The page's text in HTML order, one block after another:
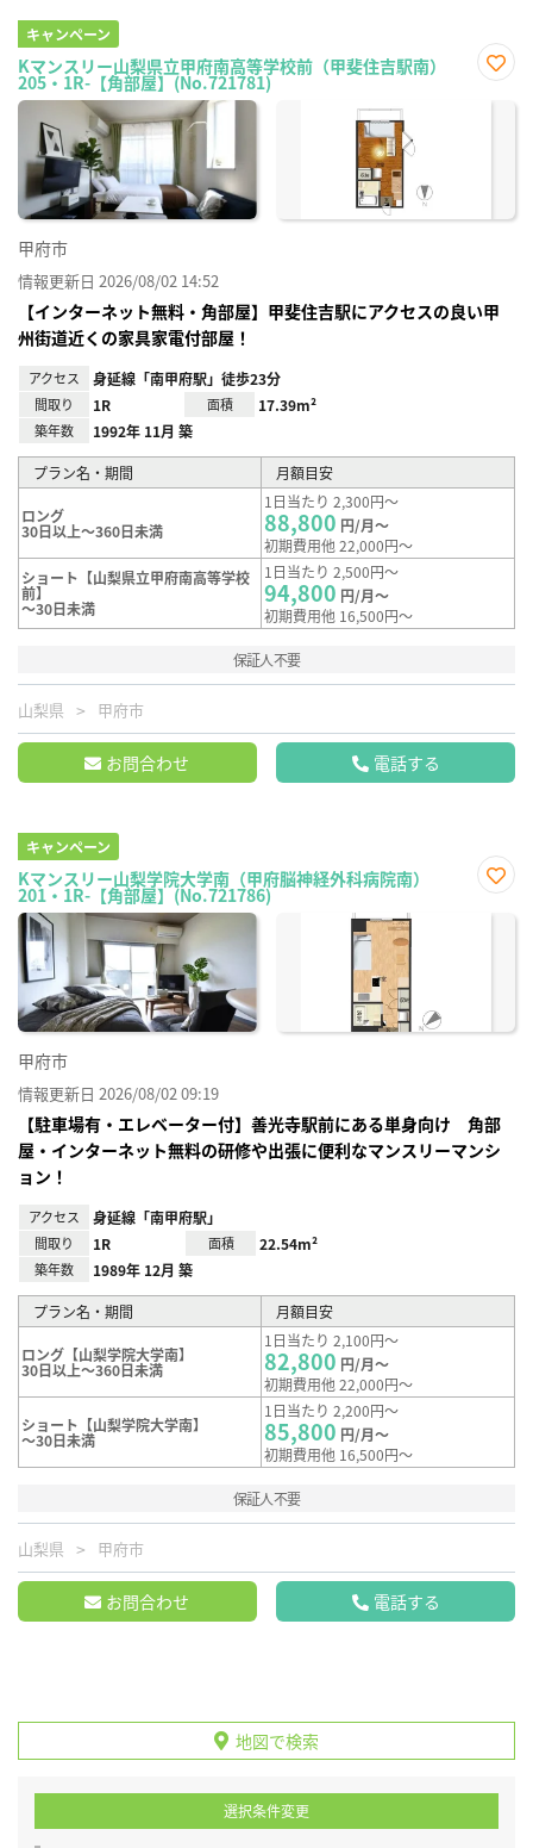
キャンペーン
Kマンスリー山梨県立甲府南高等学校前（甲斐住吉駅南）
205・1R-【角部屋】(No.721781)
に入
甲府市
情報更新日 2026/08/02 14:52
【インターネット無料・角部屋】甲斐住吉駅にアクセスの良い甲
州街道近くの家具家電付部屋！
アクセス 身延線「南甲府駅」徒歩23分
間取り 1R 面積 17.39m²
築年数 1992年 11月 築
プラン名・期間 月額目安
ロング
30日以上～360日未満
1日当たり 2,300円～
88,800 円/月～
初期費用他 22,000円～
ショート【山梨県立甲府南高等学校
前】
～30日未満
1日当たり 2,500円～
94,800 円/月～
初期費用他 16,500円～
保証人不要
山梨県 甲府市
お問合わせ 電話する
キャンペーン
Kマンスリー山梨学院大学南（甲府脳神経外科病院南）
201・1R-【角部屋】(No.721786)
に入
甲府市
情報更新日 2026/08/02 09:19
【駐車場有・エレベーター付】善光寺駅前にある単身向け 角部
屋・インターネット無料の研修や出張に便利なマンスリーマンシ
ョン！
アクセス 身延線「南甲府駅」
間取り 1R 面積 22.54m²
築年数 1989年 12月 築
プラン名・期間 月額目安
ロング【山梨学院大学南】
30日以上～360日未満
1日当たり 2,100円～
82,800 円/月～
初期費用他 22,000円～
ショート【山梨学院大学南】
～30日未満
1日当たり 2,200円～
85,800 円/月～
初期費用他 16,500円～
保証人不要
山梨県 甲府市
お問合わせ 電話する
地図で検索
選択条件変更